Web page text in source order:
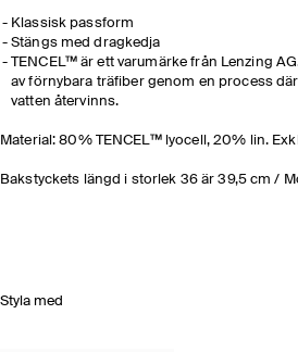
Klassisk passform
Stängs med dragkedja
TENCEL™ är ett varumärke från Lenzing
av förnybara träfiber genom en process
vatten återvinns.
Material: 80% TENCEL™ lyocell, 20% lin.
Bakstyckets längd i storlek 36 är 39,5 cm /
Styla med